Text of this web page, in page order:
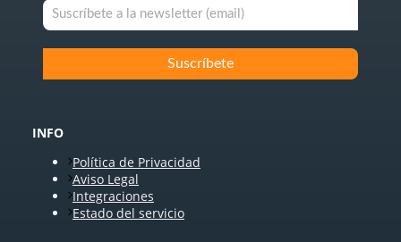
INFO
Política de Privacidad
Aviso Legal
Integraciones
Estado del servicio